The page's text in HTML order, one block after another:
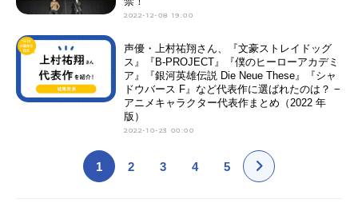
2022-12-08 19:00
声優・上村祐翔さん、『文豪ストレイドッグ
ス』『B-PROJECT』『僕のヒーローアカデミ
ア』『銀河英雄伝説 Die Neue These』『シャ
ドウバース F』など代表作に選ばれたのは？ −
アニメキャラクター代表作まとめ（2022 年
版）
2022-10-23 00:00
1 2 3 4 5